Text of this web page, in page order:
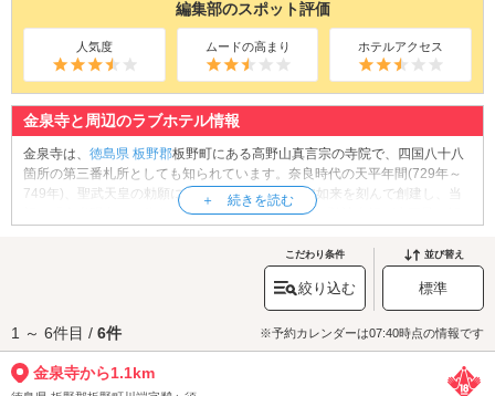
編集部のスポット評価
人気度 ムードの高まり ホテルアクセス
金泉寺と周辺のラブホテル情報
金泉寺は、 徳島県 板野郡板野町にある高野山真言宗の寺院で、四国八十八
箇所の第三番札所としても知られています。奈良時代の天平年間(729年～
749年)、聖武天皇の勅願により行基が本尊・釈迦如来を刻んで創建し、当
初は「金光明寺」と称されていました。平安時代に弘法大師が水不足を解
名を改めたと伝えられています。朱塗りの山門をくぐると、荘厳な雰囲気
に包まれる境内には観音堂の前に立つ大師像をはじめ、閻魔堂、黄金の井
戸、満願弁財天像など見どころが点在。手を取り合って歴史と伝説を巡り
ながら、ふたりの願いが叶うよう祈願するのも素敵なデートの思い出にな
ります。
金泉寺へは、板野エリアのラブホテルからもアクセスが便利です。
こだわり条件
絞り込む
並び替え
標準
1 ～ 6件目 / 6件 ※予約カレンダーは07:40時点の情報です
金泉寺から1.1km